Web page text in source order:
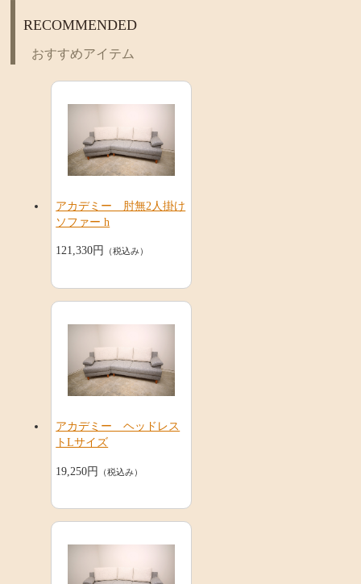
RECOMMENDED
おすすめアイテム
アカデミー 肘無2人掛け
ソファー h
121,330円 （税込み）
アカデミー ヘッドレス
トLサイズ
19,250円 （税込み）